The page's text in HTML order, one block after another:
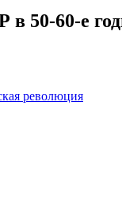
в 50-60-е
революция